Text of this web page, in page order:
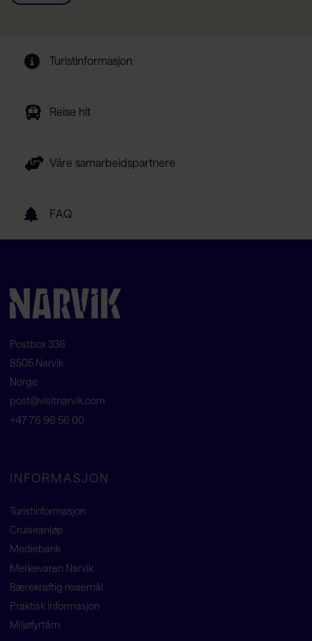
Turistinformasjon
Reise hit
Våre samarbeidspartnere
FAQ
Postbox 338
8505 Narvik
Norge
post@visitnarvik.com
+47 76 96 56 00
INFORMASJON
Turistinformasjon
Cruiseanløp
Mediebank
Merkevaren Narvik
Bærekraftig reisemål
Praktisk informasjon
Miljøfyrtårn